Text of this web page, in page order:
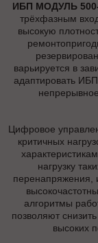
ИБП МОДУЛЬ
трёхфазным
высокую
варьируется в
адаптировать
Цифровое
критичных
нагрузку
перенапряжения,
алгоритмы
позволяют
высоких